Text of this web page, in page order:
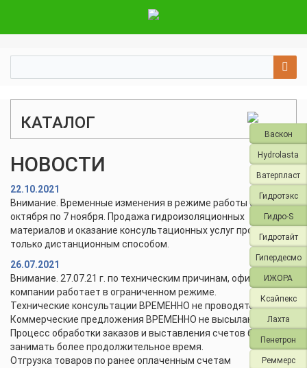
Васкон
Hydrolasta
Ватерпласт
Гидротэкс
Гидро-S
Гидротайт
Гипердесмо
ИЖОРА
Ксайпекс
Лахта
Пенетрон
Реммерс
КАТАЛОГ
НОВОСТИ
22.10.2021
Внимание. Временные изменения в режиме работы с 28
октября по 7 ноября. Продажа гидроизоляционных
материалов и оказание консультационных услуг проводится
только дистанционным способом.
26.07.2021
Внимание. 27.07.21 г. по техническим причинам, офис и склад
компании работает в ограниченном режиме.
Технические консультации ВРЕМЕННО не проводятся.
Коммерческие предложения ВРЕМЕННО не высылаются.
Процесс обработки заказов и выставления счетов будет
занимать более продолжительное время.
Отгрузка товаров по ранее оплаченным счетам